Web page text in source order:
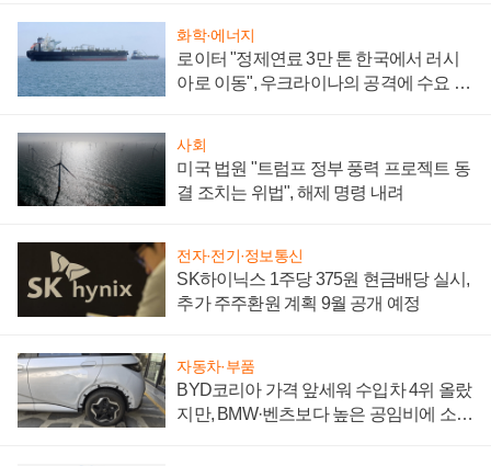
화학·에너지
로이터 "정제연료 3만 톤 한국에서 러시
아로 이동", 우크라이나의 공격에 수요 늘
사회
미국 법원 "트럼프 정부 풍력 프로젝트 동
결 조치는 위법", 해제 명령 내려
전자·전기·정보통신
SK하이닉스 1주당 375원 현금배당 실시,
추가 주주환원 계획 9월 공개 예정
자동차·부품
BYD코리아 가격 앞세워 수입차 4위 올랐
지만, BMW·벤츠보다 높은 공임비에 소비